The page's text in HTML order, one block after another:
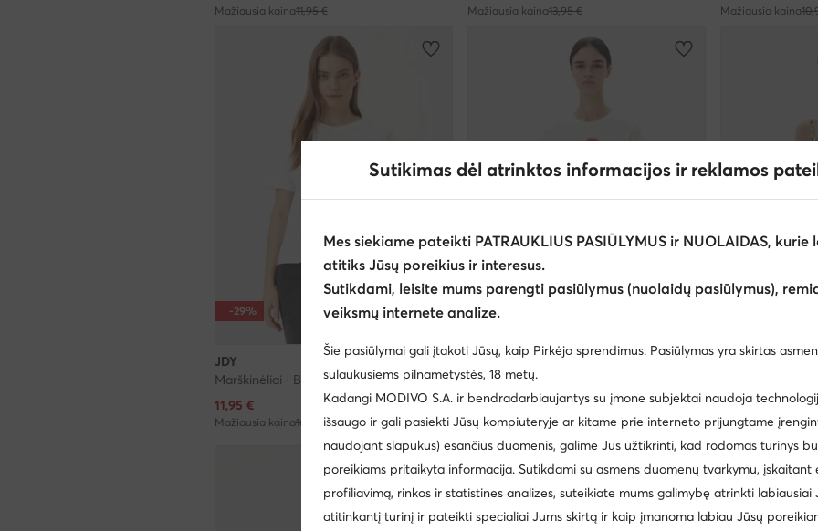
Mažiausia kaina11,95 € Mažiausia kaina13,95 € Mažiausia kaina
-29%
JDY
Marškinėliai · Balta
Dabartinė kaina
11,95 €
Mažiausia kaina16,95 €
-26%
Marškinėliai · Balta
Dabartinė kaina
10,99€
Mažiausia kaina14,99 €
JDY
Dabartinė kaina
11,95€
Mažiausia kaina
Sutikimas dėl atrinktos informacijos ir reklamos
Mes siekiame pateikti PATRAUKLIUS PASIŪLYMUS ir NUOLAIDAS, kurie
atitiks Jūsų poreikius ir interesus.
Sutikdami, leisite mums parengti pasiūlymus (nuolaidų pasiūlymus),
veiksmų internete analize.
Šie pasiūlymai gali įtakoti Jūsų, kaip Pirkėjo sprendimus. Pasiūlymas yra skirtas
sulaukusiems pilnametystės, 18 metų.
Kadangi MODIVO S.A. ir bendradarbiaujantys su įmone subjektai naudoja
išsaugo ir gali pasiekti Jūsų kompiuteryje ar kitame prie interneto prijungtame
naudojant slapukus) esančius duomenis, galime Jus užtikrinti, kad rodomas turinys
poreikiams pritaikyta informacija. Sutikdami su asmens duomenų tvarkymu, įskaitant
profiliavimą, rinkos ir statistines analizes, suteikiate mums galimybę atrinkti labiausiai
atitinkantį turinį ir pateikti specialiai Jums skirtą ir kaip įmanoma labiau Jūsų